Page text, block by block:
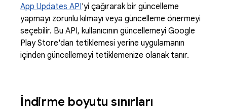
App Updates API'yi çağırarak bir güncelleme
yapmayı zorunlu kılmayı veya güncelleme önermeyi
seçebilir. Bu API, kullanıcının güncellemeyi Google
Play Store'dan tetiklemesi yerine uygulamanın
içinden güncellemeyi tetiklemenize olanak tanır.
İndirme boyutu sınırları